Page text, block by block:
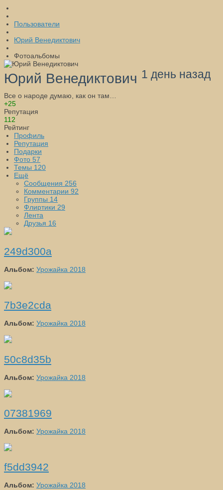
Пользователи
Юрий Венедиктович
Фотоальбомы
Юрий Венедиктович 1 день назад
Все о народе думаю, как он там…
+25
Репутация
112
Рейтинг
Профиль
Репутация
Подарки
Фото 57
Темы 120
Ещё
Сообщения 256
Комментарии 92
Группы 14
Флиртики 29
Лента
Друзья 16
249d300a
Альбом: Урожайка 2018
7b3e2cda
Альбом: Урожайка 2018
50c8d35b
Альбом: Урожайка 2018
07381969
Альбом: Урожайка 2018
f5dd3942
Альбом: Урожайка 2018